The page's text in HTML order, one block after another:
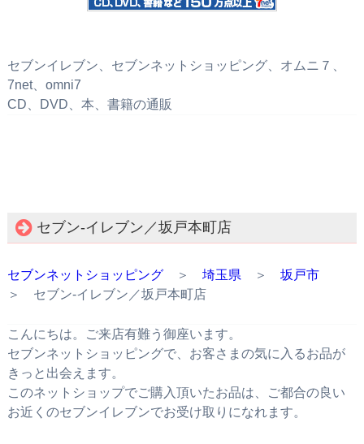
セブンイレブン、セブンネットショッピング、オムニ７、
7net、omni7
CD、DVD、本、書籍の通販
セブン‐イレブン／坂戸本町店
セブンネットショッピング＞ 埼玉県 ＞ 坂戸市
＞ セブン‐イレブン／坂戸本町店
こんにちは。ご来店有難う御座います。
セブンネットショッピングで、お客さまの気に入るお品が
きっと出会えます。
このネットショップでご購入頂いたお品は、ご都合の良い
お近くのセブンイレブンでお受け取りになれます。